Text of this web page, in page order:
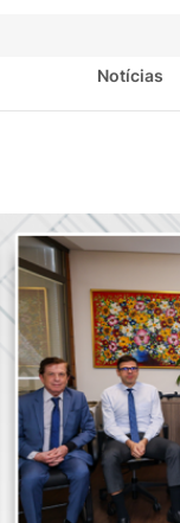
Notícias